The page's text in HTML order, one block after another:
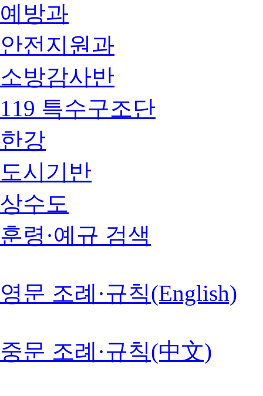
예방과
안전지원과
소방감사반
119 특수구조단
한강
도시기반
상수도
훈령·예규 검색
영문 조례·규칙(English)
중문 조례·규칙(中文)